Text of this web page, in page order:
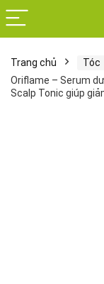
Trang chủ Tóc
Oriflame – Serum
Scalp Tonic giúp